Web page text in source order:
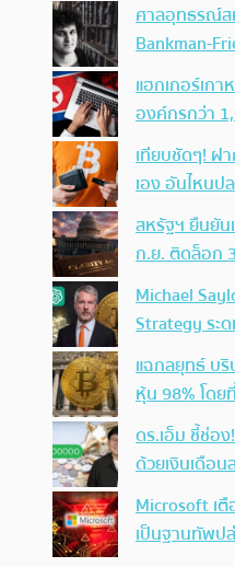
ศาลอุทธรณ์ส
Bankman-
แฮกเกอร์เกา
องค์กรกว่า
เทียบชัดๆ! ฝ
เอง อันไหนป
สหรัฐฯ ยืนยัน
ก.ย. ติดล็อก
Michael
Strategy ระ
แฉกลยุทธ์ บริ
หุ้น 98% โด
ดร.เอ็ม ชี้ช่อ
ด้วยเงินเดือ
Microsoft เตื
เป็นฐานทัพป